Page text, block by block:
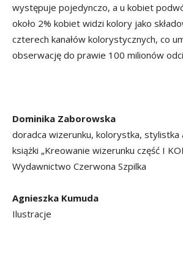
występuje pojedynczo, a u kobiet
około 2% kobiet widzi kolory jako
czterech kanałów kolorystycznych, co
obserwację do prawie 100 milionów
Dominika Zaborowska
doradca wizerunku, kolorystka, stylistka
książki „Kreowanie wizerunku część I
Wydawnictwo Czerwona Szpilka
Agnieszka Kumuda
Ilustracje